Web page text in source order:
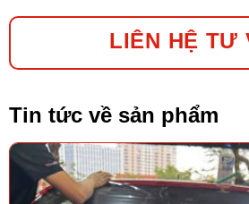
LIÊN HỆ TƯ
Tin tức về sản phẩm